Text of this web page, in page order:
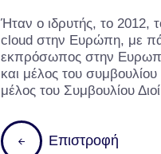
Ήταν ο ιδρυτής, το 2012,
cloud στην Ευρώπη, με
εκπρόσωπος στην
και μέλος του
μέλος του Συμβουλίου
Επιστροφή